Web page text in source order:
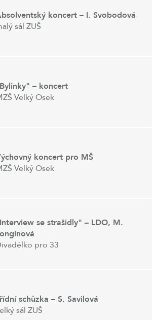
koncert – I. Svobodová
sál ZUŠ
– koncert
Velký Osek
koncert pro MŠ
Velký Osek
se strašidly" – LDO, M.
pro 33
schůzka – S. Savilová
sál ZUŠ